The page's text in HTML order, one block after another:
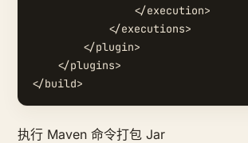
                </execution>
            </executions>
        </plugin>
    </plugins>
执行 Maven 命令打包 Jar